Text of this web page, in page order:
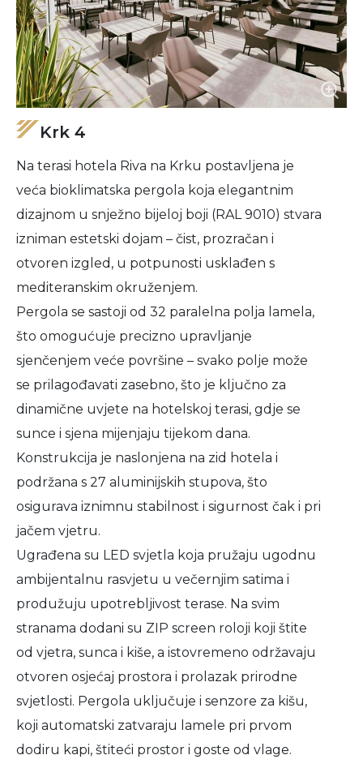
Krk 4
Na terasi hotela Riva na Krku postavljena je
veća bioklimatska pergola koja elegantnim
dizajnom u snježno bijeloj boji (RAL 9010) stvara
izniman estetski dojam – čist, prozračan i
otvoren izgled, u potpunosti usklađen s
mediteranskim okruženjem.
Pergola se sastoji od 32 paralelna polja lamela,
što omogućuje precizno upravljanje
sjenčenjem veće površine – svako polje može
se prilagođavati zasebno, što je ključno za
dinamične uvjete na hotelskoj terasi, gdje se
sunce i sjena mijenjaju tijekom dana.
Konstrukcija je naslonjena na zid hotela i
podržana s 27 aluminijskih stupova, što
osigurava iznimnu stabilnost i sigurnost čak i pri
jačem vjetru.
Ugrađena su LED svjetla koja pružaju ugodnu
ambijentalnu rasvjetu u večernjim satima i
produžuju upotrebljivost terase. Na svim
stranama dodani su ZIP screen roloji koji štite
od vjetra, sunca i kiše, a istovremeno održavaju
otvoren osjećaj prostora i prolazak prirodne
svjetlosti. Pergola uključuje i senzore za kišu,
koji automatski zatvaraju lamele pri prvom
dodiru kapi, štiteći prostor i goste od vlage.